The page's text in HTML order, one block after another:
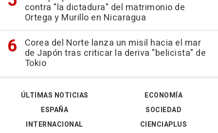
contra "la dictadura" del matrimonio de
Ortega y Murillo en Nicaragua
Corea del Norte lanza un misil hacia el mar
de Japón tras criticar la deriva "belicista" de
Tokio
ÚLTIMAS NOTICIAS
ESPAÑA
INTERNACIONAL
ECONOMÍA
SOCIEDAD
CIENCIAPLUS